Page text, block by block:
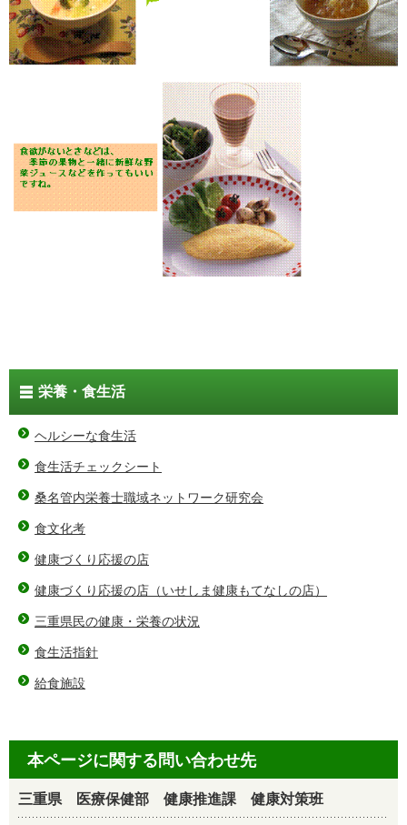
栄養・食生活
ヘルシーな食生活
食生活チェックシート
桑名管内栄養士職域ネットワーク研究会
食文化考
健康づくり応援の店
健康づくり応援の店（いせしま健康もてなしの店）
三重県民の健康・栄養の状況
食生活指針
給食施設
本ページに関する問い合わせ先
三重県 医療保健部 健康推進課 健康対策班